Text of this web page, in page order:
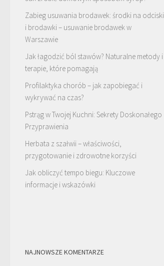
Zabieg usuwania brodawek: środki na odciski
i brodawki – usuwanie brodawek w
Warszawie
Jak łagodzić ból stawów? Naturalne metody i
terapie, które pomagają
Profilaktyka chorób – jak zapobiegać i
wykrywać na czas?
Pstrąg w Twojej Kuchni: Sekrety Doskonałego
Przyprawienia
Herbata z szałwii – właściwości,
przygotowanie i zdrowotne korzyści
Jak obliczyć tempo biegu: Kluczowe
informacje i wskazówki
NAJNOWSZE KOMENTARZE